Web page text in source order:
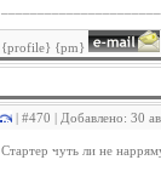
{profile} {pm}
| #470 | Добавлено: 30
Стартер чуть ли не